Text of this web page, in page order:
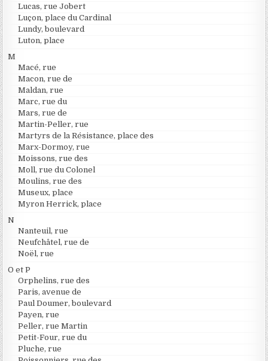
Lucas, rue Jobert
Luçon, place du Cardinal
Lundy, boulevard
Luton, place
M
Macé, rue
Macon, rue de
Maldan, rue
Marc, rue du
Mars, rue de
Martin-Peller, rue
Martyrs de la Résistance, place des
Marx-Dormoy, rue
Moissons, rue des
Moll, rue du Colonel
Moulins, rue des
Museux, place
Myron Herrick, place
N
Nanteuil, rue
Neufchâtel, rue de
Noël, rue
O et P
Orphelins, rue des
Paris, avenue de
Paul Doumer, boulevard
Payen, rue
Peller, rue Martin
Petit-Four, rue du
Pluche, rue